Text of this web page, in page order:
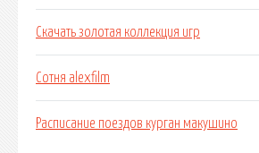
Скачать золотая коллекция игр
Сотня alexfilm
Расписание поездов курган макушино